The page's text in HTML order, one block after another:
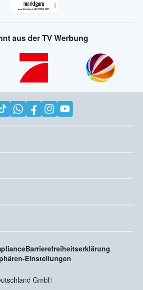
aus der TV Werbung
Barrierefreiheitserklärung
Einstellungen
GmbH